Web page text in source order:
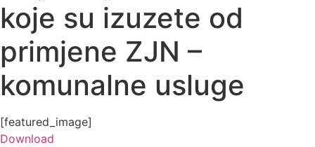
koje su izuzete od
primjene ZJN –
komunalne usluge
[featured_image]
Download